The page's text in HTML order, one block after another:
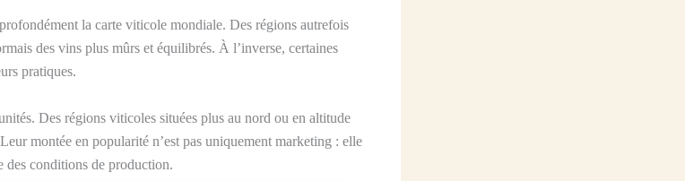
la carte viticole mondiale. Des régions autrefois
des vins plus mûrs et équilibrés. À l’inverse, certaines
pratiques.
Des régions viticoles situées plus au nord ou en altitude
montée en popularité n’est pas uniquement marketing : elle
des conditions de production.